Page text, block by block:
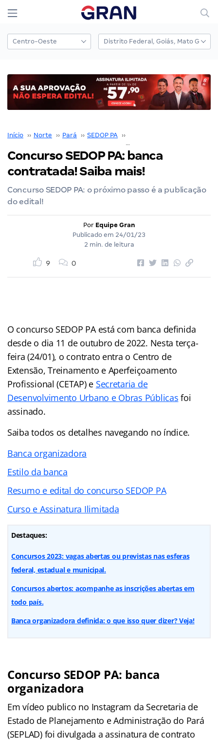
Início ›› Norte ›› Pará ›› SEDOP PA ››
Concurso SEDOP PA: banca
contratada! Saiba mais!
Concurso SEDOP PA: o próximo passo é a publicação
do edital!
Por Equipe Gran
Publicado em 24/01/23
2 min. de leitura
9 0
O concurso SEDOP PA está com banca definida
desde o dia 11 de outubro de 2022. Nesta terça-
feira (24/01), o contrato entra o Centro de
Extensão, Treinamento e Aperfeiçoamento
Profissional (CETAP) e Secretaria de
Desenvolvimento Urbano e Obras Públicas foi
assinado.
Saiba todos os detalhes navegando no índice.
Banca organizadora
Estilo da banca
Resumo e edital do concurso SEDOP PA
Curso e Assinatura Ilimitada
Destaques:
Concursos 2023: vagas abertas ou previstas nas esferas
federal, estadual e municipal.
Concursos abertos: acompanhe as inscrições abertas em
todo país.
Banca organizadora definida: o que isso quer dizer? Veja!
Concurso SEDOP PA: banca
organizadora
Em vídeo publico no Instagram da Secretaria de
Estado de Planejamento e Administração do Pará
(SEPLAD) foi divulgada a assinatura de contrato